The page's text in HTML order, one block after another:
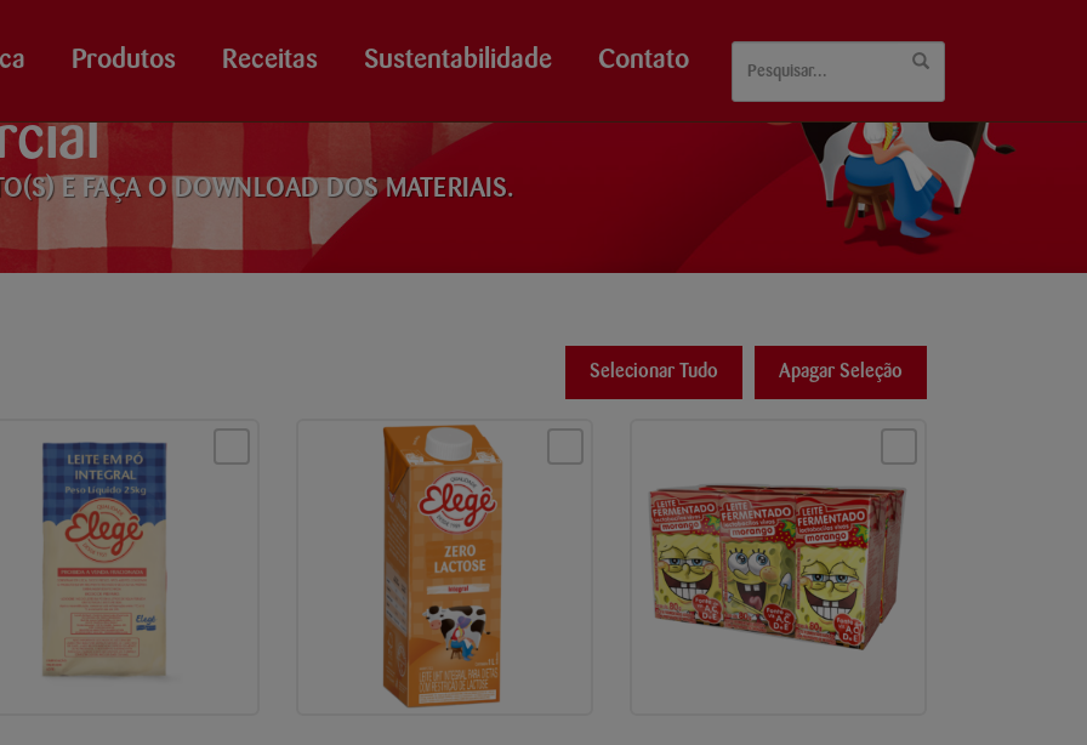
Produtos Receitas Sustentabilidade Contato
E FAÇA O DOWNLOAD DOS MATERIAIS.
Apagar Seleção
Selecionar Tudo